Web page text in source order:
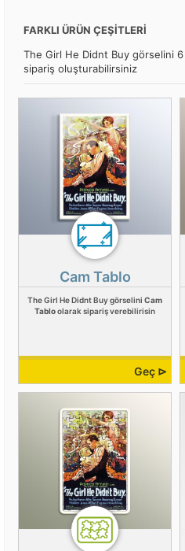
FARKLI ÜRÜN ÇEŞİTLERİ
The Girl He Didnt Buy görselini
sipariş oluşturabilirsiniz
Cam Tablo
The Girl He Didnt Buy görselini Cam
Tabloolarak sipariş verebilirisin
Geç ⊳